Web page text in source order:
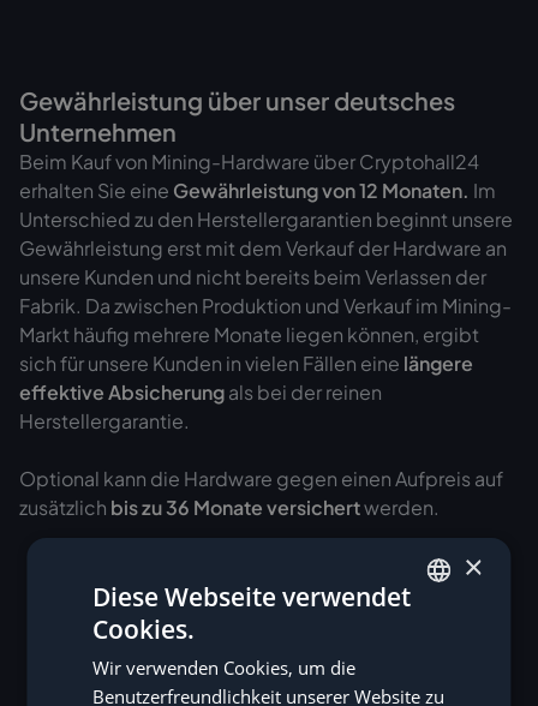
Gewährleistung über unser deutsches
Unternehmen
Beim Kauf von Mining-Hardware über Cryptohall24
erhalten Sie eine Gewährleistung von12 Monaten. Im
Unterschied zu den Herstellergarantien beginnt unsere
Gewährleistung erst mit dem Verkauf der Hardware an
unsere Kunden und nicht bereits beim Verlassen der
Fabrik. Da zwischen Produktion und Verkauf im Mining-
Markt häufig mehrere Monate liegen können, ergibt
sich für unsere Kunden in vielen Fällen eine längere
effektive Absicherungals bei der reinen
Herstellergarantie.
Optional kann die Hardware gegen einen Aufpreis auf
zusätzlich bis zu 36 Monate versichertwerden.
×
Diese Webseite verwendet
Cookies.
Wir verwenden Cookies, um die
Benutzerfreundlichkeit unserer Website zu